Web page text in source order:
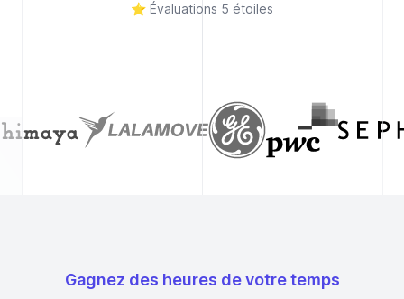
⭐ Évaluations 5 étoiles
Gagnez des heures de votre temps